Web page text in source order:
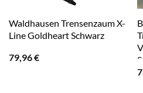
Waldhausen Trensenzaum X-
Line Goldheart Schwarz
79,96€